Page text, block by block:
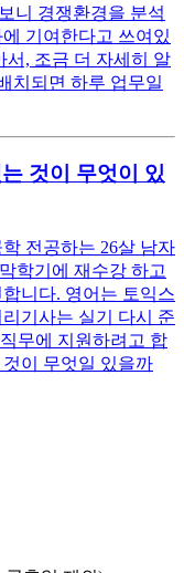
니 경쟁환경을 분석
기여한다고 쓰여있
서, 조금 더 자세히 알
치되면 하루 업무일
것이 무엇이 있
전공하는 26살 남자
학기에 재수강 하고
니다. 영어는 토익스
기사는 실기 다시 준
무에 지원하려고 합
이 무엇일 있을까